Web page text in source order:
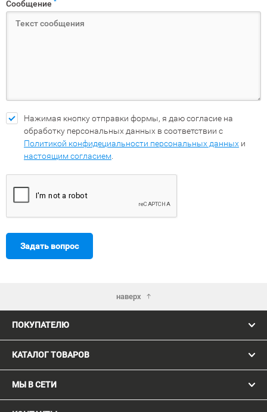
Сообщение
Нажимая кнопку отправки формы, я даю согласие на
обработку персональных данных в соответствии с
Политикой конфидециальности персональных данных и
настоящим согласием
Задать вопрос
наверх
ПОКУПАТЕЛЮ
КАТАЛОГ ТОВАРОВ
МЫ В СЕТИ